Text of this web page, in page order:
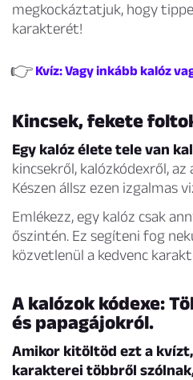
megkockáztatjuk, hogy
karakterét!
👉 Kvíz: Vagy inkább kalóz
Kincsek, fekete
Egy kalóz élete tele van
kincsekről, kalózkódexről,
Készen állsz ezen izgalmas
Emlékezz, egy kalóz csak
őszintén. Ez segíteni fog
közvetlenül a kedvenc
A kalózok kódexe:
és papagájokról.
Amikor kitöltöd ezt a
karakterei többről